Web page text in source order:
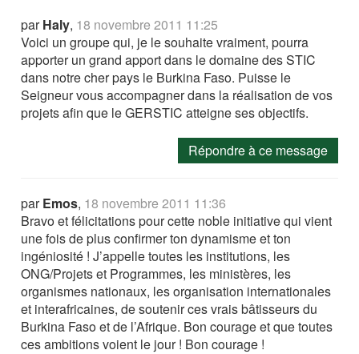
parHaly, 18 novembre 2011 11:25
Voici un groupe qui, je le souhaite vraiment, pourra
apporter un grand apport dans le domaine des STIC
dans notre cher pays le Burkina Faso. Puisse le
Seigneur vous accompagner dans la réalisation de vos
projets afin que le GERSTIC atteigne ses objectifs.
Répondre à ce message
parEmos, 18 novembre 2011 11:36
Bravo et félicitations pour cette noble initiative qui vient
une fois de plus confirmer ton dynamisme et ton
ingéniosité ! J’appelle toutes les institutions, les
ONG/Projets et Programmes, les ministères, les
organismes nationaux, les organisation internationales
et interafricaines, de soutenir ces vrais bâtisseurs du
Burkina Faso et de l’Afrique. Bon courage et que toutes
ces ambitions voient le jour ! Bon courage !